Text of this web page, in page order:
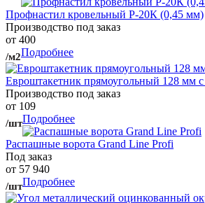
Профнастил кровельный Р-20К (0,45 мм)
Производство под заказ
от 400
/м2Подробнее
Евроштакетник прямоугольный 128 мм
Производство под заказ
от 109
/штПодробнее
Распашные ворота Grand Line Profi
Под заказ
от 57 940
/штПодробнее